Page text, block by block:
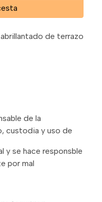
de terrazo
de la
custodia y uso de
y se hace responsble
por mal